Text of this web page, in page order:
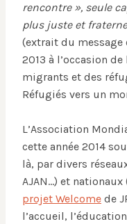
rencontre », seule
plus juste et
(extrait du message
2013 à l’occasion de
migrants et des
Réfugiés vers un
L’Association
cette année 2014
là, par divers
AJAN…) et
projet Welcome de
l’accueil,